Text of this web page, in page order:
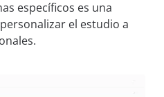
específicos es una
el estudio a